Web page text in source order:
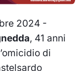
2024 -
, 41 anni
di